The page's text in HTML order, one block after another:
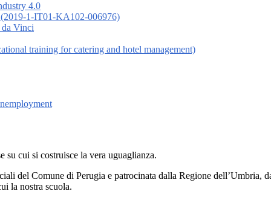
4.0
1-IT01-KA102-006976)
Vinci
training for catering and hotel management)
su cui si costruisce la vera uguaglianza.
del Comune di Perugia e patrocinata dalla Regione
la nostra scuola.